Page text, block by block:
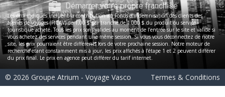
Démarrer votre propre franchise
Les prix indiqués incluent la contribution au Fonds d’indemnisation des clients des
agents de voyages (FICAV) de 1,00 $ par tranche de 1 000 $ du produit ou service
touristique acheté. Tous les prix sont valides au moment de l’entrée sur le site et valide si
vous achetez des services pendant une même session. Si vous vous déconnectez de notre
site, les prix pourraient être différents lors de votre prochaine session. Notre moteur de
recherche étant constamment mis à jour, les prix affichés à l’étape 1 et 2 peuvent différer
du prix final. Le prix en agence peut différer du tarif internet.
© 2026 Groupe Atrium - Voyage Vasco Termes & Conditions